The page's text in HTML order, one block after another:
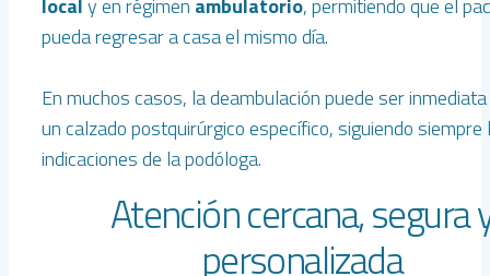
localy en régimen ambulatorio, permitiendo que el
pueda regresar a casa el mismo día.
En muchos casos, la deambulación puede ser
un calzado postquirúrgico específico, siguiendo siempre
indicaciones de la podóloga.
Atención cercana, segura
personalizada